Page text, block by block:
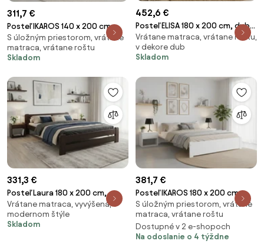
311,7 €
Posteľ IKAROS 140 x 200 cm,
biela/dub hľuzovka Rošt: S
lamelovým roštom, Matrac:
Matrac SOMMERA 18 cm
S úložným priestorom, vrátane
matraca, vrátane roštu
Skladom
452,6 €
Posteľ ELISA 180 x 200 cm, dub
artisan Rošt: S lamelovým
roštom, Matrac: Matrac
COCO MAXI 20 cm
Vrátane matraca, vrátane roštu,
v dekore dub
Skladom
331,3 €
Posteľ Laura 180 x 200 cm,
orech Rošt: S lamelovým
roštom, Matrac: Matrac DELUXE
10 cm
Vrátane matraca, vyvýšená, v
modernom štýle
Skladom
381,7 €
Posteľ IKAROS 180 x 200 cm,
biela Rošt: S latkovým roštom,
Matrac: Matrac SOMMERA 18
cm
S úložným priestorom, vrátane
matraca, vrátane roštu
Dostupné v 2 e-shopoch
Na odoslanie o 4 týždne